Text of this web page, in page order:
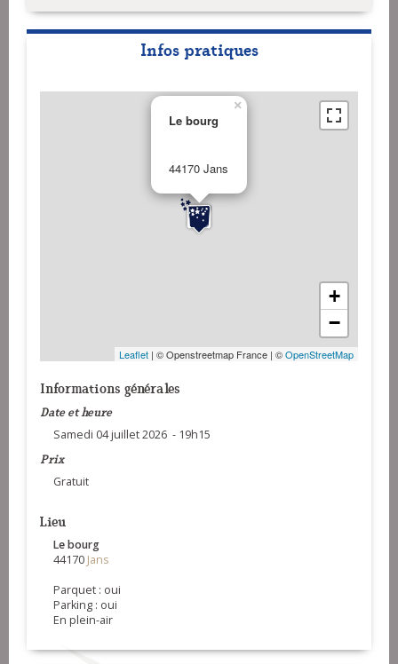
Infos pratiques
Le bourg
44170 Jans
×
+
−
Leaflet | © Openstreetmap France | ©OpenStreetMap
Informations générales
Date et heure
Samedi 04 juillet 2026 - 19h15
Prix
Gratuit
Lieu
Le bourg
44170 Jans
Parquet : oui
Parking : oui
En plein-air